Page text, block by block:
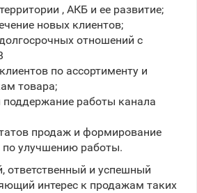
, АКБ и ее развитие;
новых клиентов;
отношений с
по ассортименту и
товара;
поддержание работы канала
продаж и формирование
улучшению работы.
ответственный и успешный
интерес к продажам таких